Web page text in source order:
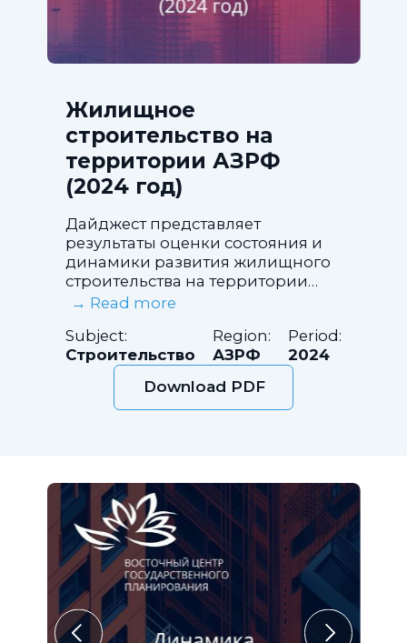
Жилищное
строительство на
территории АЗРФ
(2024 год)
Дайджест представляет
результаты оценки состояния и
динамики развития жилищного
строительства на территории
Арктической зоны Российской
→ Read more
Download PDF
Subject:
Строительство
Region:
АЗРФ
Period:
2024